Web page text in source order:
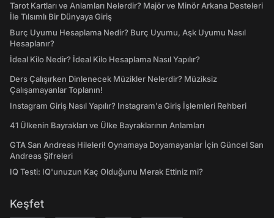
Tarot Kartları ve Anlamları Nelerdir? Majör ve Minör Arkana Desteleri
İle Tılsımlı Bir Dünyaya Giriş
Burç Uyumu Hesaplama Nedir? Burç Uyumu, Aşk Uyumu Nasıl
Hesaplanır?
İdeal Kilo Nedir? İdeal Kilo Hesaplama Nasıl Yapılır?
Ders Çalışırken Dinlenecek Müzikler Nelerdir? Müziksiz
Çalışamayanlar Toplanın!
Instagram Giriş Nasıl Yapılır? Instagram'a Giriş İşlemleri Rehberi
41 Ülkenin Bayrakları ve Ülke Bayraklarının Anlamları
GTA San Andreas Hileleri! Oynamaya Doyamayanlar İçin Güncel San
Andreas Şifreleri
IQ Testi: IQ'unuzun Kaç Olduğunu Merak Ettiniz mi?
Keşfet